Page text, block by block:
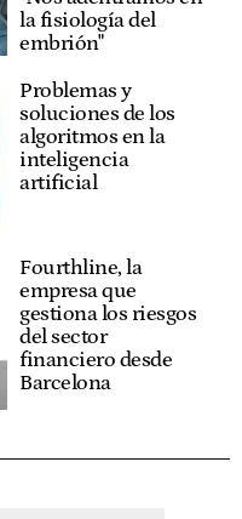
la fisiología del
embrión"
Problemas y
soluciones de los
algoritmos en la
inteligencia
artificial
Fourthline, la
empresa que
gestiona los riesgos
del sector
financiero desde
Barcelona